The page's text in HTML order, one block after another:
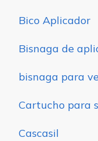
Bico Aplicador
Bisnaga de
bisnaga para
Cartucho para
Cascasil